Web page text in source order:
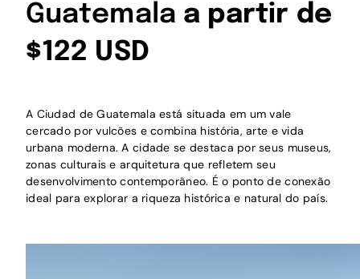
Guatemala a partir de
$122 USD
A Ciudad de Guatemala está situada em um vale
cercado por vulcões e combina história, arte e vida
urbana moderna. A cidade se destaca por seus museus,
zonas culturais e arquitetura que refletem seu
desenvolvimento contemporâneo. É o ponto de conexão
ideal para explorar a riqueza histórica e natural do país.